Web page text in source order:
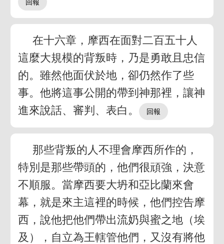
在十六章，摩西在面對二百五十人
這麼大規模的背叛時，乃是勇敢且忠信
的。雖然他面伏於地，卻仍然作了些
事。他將這事公開的帶到神那裡，讓神
進來說話、審判、表白。
那些背叛的人不理會摩西所作的，
特別是那些帶頭的，他們很頑強，決意
不順服。當摩西要大坍和亞比蘭來會
幕，就是來主這裡的時候，他們控告摩
西，說他把他們帶出流奶與蜜之地（埃
及），自立為王轄管他們，又沒有將他